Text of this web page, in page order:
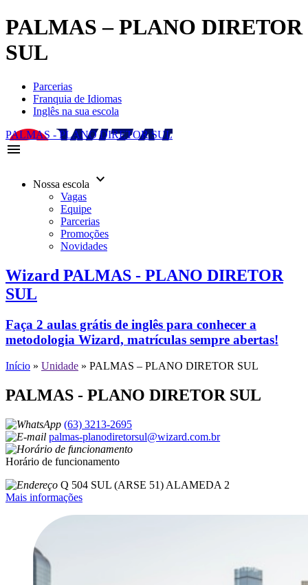
PALMAS – PLANO DIRETOR
SUL
Parcerias
Franquia de Idiomas
Inglês na sua escola
PALMAS - PLANO DIRETOR SUL
menu
Nossa escola keyboard_arrow_down
Vagas
Equipe
Parcerias
Promoções
Novidades
Wizard PALMAS - PLANO DIRETOR
SUL
Faça 2 aulas grátis de inglês para conhecer a
metodologia Wizard, matrículas sempre abertas!
Início » Unidade » PALMAS – PLANO DIRETOR SUL
PALMAS - PLANO DIRETOR SUL
(63) 3213-2695
palmas-planodiretorsul@wizard.com.br
Horário de funcionamento
Q 504 SUL (ARSE 51) ALAMEDA 2
Mais informações